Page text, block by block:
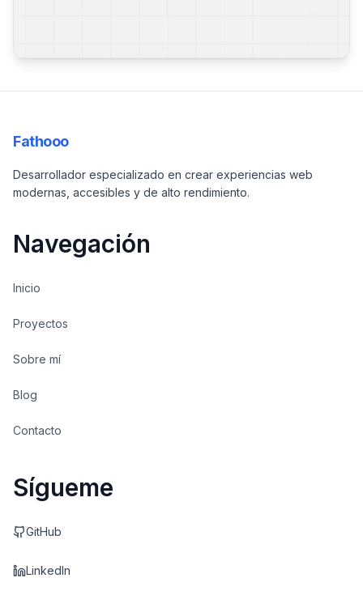
Fathooo
Desarrollador especializado en crear experiencias web
modernas, accesibles y de alto rendimiento.
Navegación
Inicio
Proyectos
Sobre mí
Blog
Contacto
Sígueme
GitHub
LinkedIn